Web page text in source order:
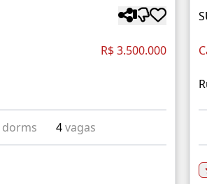
R$ 3.500.000
dorms 4vagas